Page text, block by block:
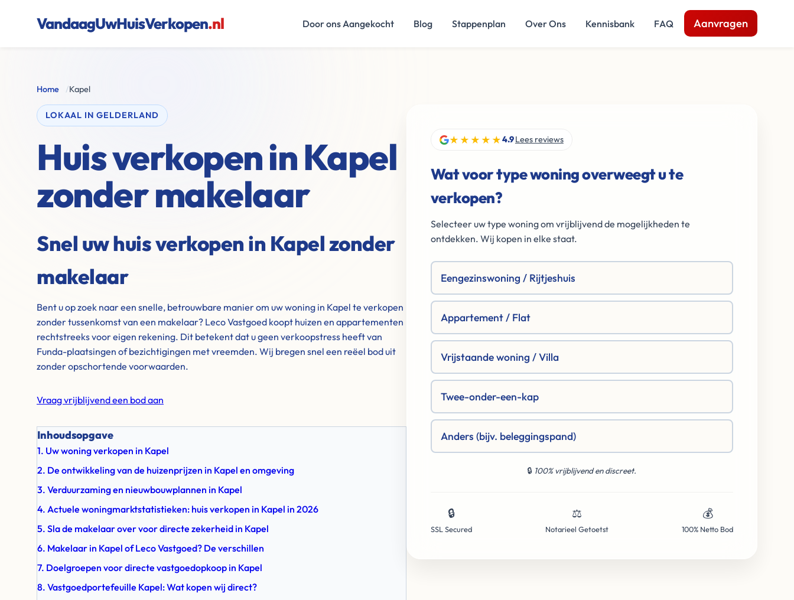
VandaagUwHuisVerkopen.nl Door ons Aangekocht Blog Stappenplan Over Ons Kennisbank FAQ Aanvragen
Home /Kapel
LOKAAL IN GELDERLAND
Huis verkopen in Kapel
zonder makelaar
Snel uw huis verkopen in Kapel zonder
makelaar
Bent u op zoek naar een snelle, betrouwbare manier om uw woning in Kapel te verkopen
zonder tussenkomst van een makelaar? Leco Vastgoed koopt huizen en appartementen
rechtstreeks voor eigen rekening. Dit betekent dat u geen verkoopstress heeft van
Funda-plaatsingen of bezichtigingen met vreemden. Wij bregen snel een reëel bod uit
zonder opschortende voorwaarden.
Vraag vrijblijvend een bod aan
Inhoudsopgave
1. Uw woning verkopen in Kapel
2. De ontwikkeling van de huizenprijzen in Kapel en omgeving
3. Verduurzaming en nieuwbouwplannen in Kapel
4. Actuele woningmarktstatistieken: huis verkopen in Kapel in 2026
5. Sla de makelaar over voor directe zekerheid in Kapel
6. Makelaar in Kapel of Leco Vastgoed? De verschillen
7. Doelgroepen voor directe vastgoedopkoop in Kapel
8. Vastgoedportefeuille Kapel: Wat kopen wij direct?
★★★★★4.9Lees reviews
Wat voor type woning overweegt u te
verkopen?
Selecteer uw type woning om vrijblijvend de mogelijkheden te
ontdekken. Wij kopen in elke staat.
Eengezinswoning / Rijtjeshuis
Appartement / Flat
Vrijstaande woning / Villa
Twee-onder-een-kap
Anders (bijv. beleggingspand)
🔒 100% vrijblijvend en discreet.
🔒
SSL Secured
⚖️
Notarieel Getoetst
💰
100% Netto Bod